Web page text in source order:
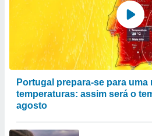
Portugal prepara-se para
temperaturas: assim será o
agosto